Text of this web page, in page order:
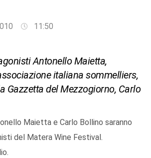
11:50
Antonello Maietta,
italiana sommelliers,
Gazzetta del Mezzogiorno, Carlo
Maietta e Carlo Bollino saranno
del Matera Wine Festival.